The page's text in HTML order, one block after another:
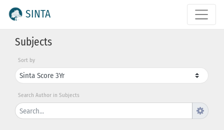
SINTA
Subjects
Sort by
Search Author in Subjects